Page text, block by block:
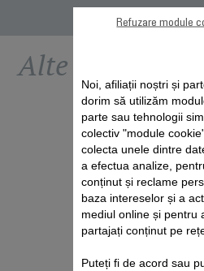
Alte accesorii
Noi, afiliații noștri și
dorim să utilizăm
parte sau tehnologii
colectiv "module
colecta unele dintre
a efectua analize,
conținut și reclame
baza intereselor și a
mediul online și pentru
partajați conținut pe
Puteți fi de acord sau
Refuzare module